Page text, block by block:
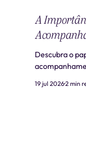
A
Descubra o
19 jul 20262 min